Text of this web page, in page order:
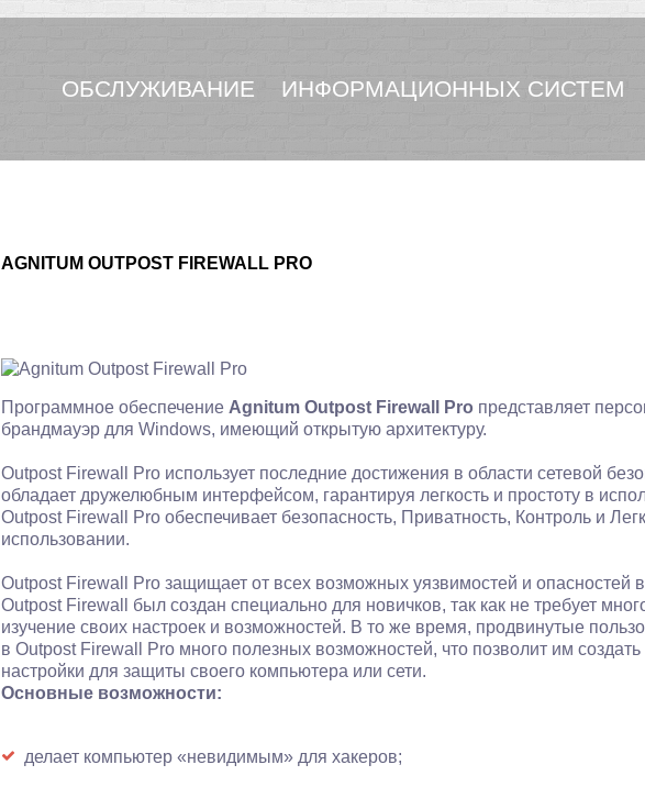
ОБСЛУЖИВАНИЕ ИНФОРМАЦИОННЫХ СИСТЕМ
AGNITUM OUTPOST FIREWALL PRO
Программное обеспечение Agnitum Outpost Firewall Pro представляет
брандмауэр для Windows, имеющий открытую архитектуру.
Outpost Firewall Pro использует последние достижения в области сетевой
обладает дружелюбным интерфейсом, гарантируя легкость и простоту в
Outpost Firewall Pro обеспечивает безопасность, Приватность, Контроль и
использовании.
Outpost Firewall Pro защищает от всех возможных уязвимостей и опасностей в
Outpost Firewall был создан специально для новичков, так как не требует
изучение своих настроек и возможностей. В то же время, продвинутые
в Outpost Firewall Pro много полезных возможностей, что позволит им
настройки для защиты своего компьютера или сети.
Основные возможности:
делает компьютер «невидимым» для хакеров;